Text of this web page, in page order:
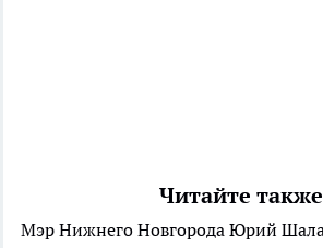
Читайте
Мэр Нижнего Новгорода Юрий